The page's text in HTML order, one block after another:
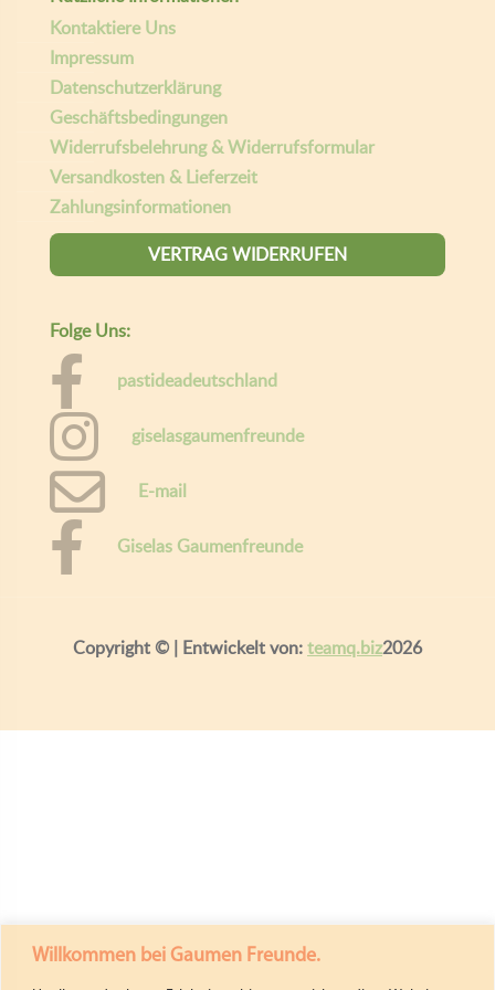
Willkommen bei Gaumen Freunde.
Kontaktiere Uns
Impressum
Datenschutzerklärung
Geschäftsbedingungen
Widerrufsbelehrung & Widerrufsformular
Versandkosten & Lieferzeit
Zahlungsinformationen
VERTRAG WIDERRUFEN
Folge Uns:
pastideadeutschland
giselasgaumenfreunde
E-mail
Giselas Gaumenfreunde
Copyright © | Entwickelt von:teamq.biz2026